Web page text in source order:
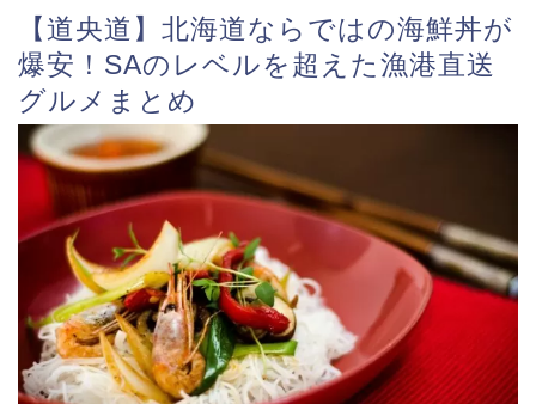
【道央道】北海道ならではの海鮮丼が
爆安！SAのレベルを超えた漁港直送
グルメまとめ